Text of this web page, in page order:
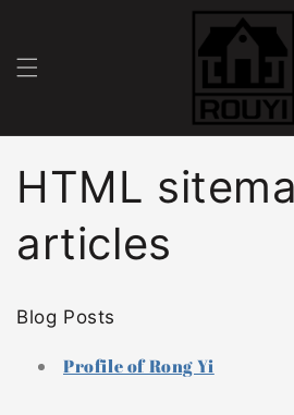
HTML
articles
Blog Posts
Profile of Rong Yi